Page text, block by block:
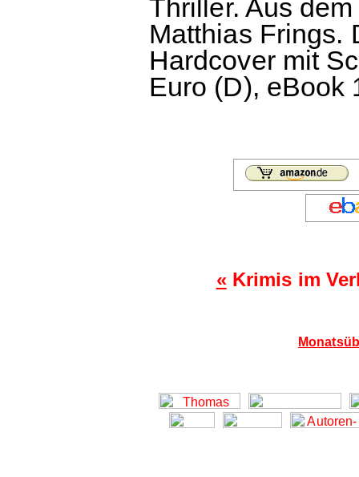
Thriller. Aus
Matthias Frings.
Hardcover mit
Euro (D), eBook
«Krimis im